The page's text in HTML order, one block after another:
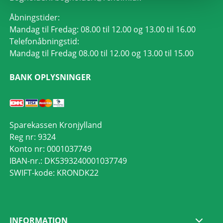
Åbningstider:
Mandag til Fredag: 08.00 til 12.00 og 13.00 til 16.00
Telefonåbningstid:
Mandag til Fredag 08.00 til 12.00 og 13.00 til 15.00
BANK OPLYSNINGER
Sparekassen Kronjylland
Reg nr: 9324
Konto nr: 0001037749
IBAN-nr.: DK5393240001037749
SWIFT-kode: KRONDK22
INFORMATION